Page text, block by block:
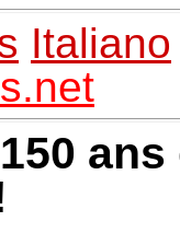
Italiano